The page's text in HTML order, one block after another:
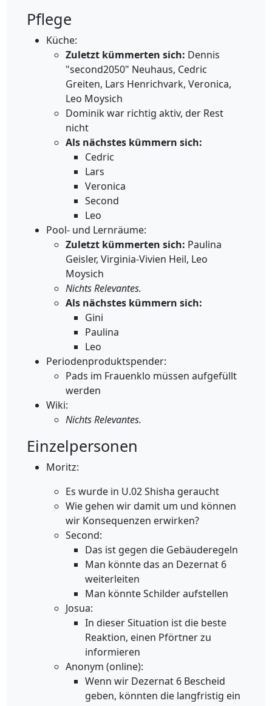
Pflege
Küche:
Zuletzt kümmerten sich: Dennis
"second2050" Neuhaus, Cedric
Greiten, Lars Henrichvark, Veronica,
Leo Moysich
Dominik war richtig aktiv, der Rest
nicht
Als nächstes kümmern sich:
Cedric
Lars
Veronica
Second
Leo
Pool- und Lernräume:
Zuletzt kümmerten sich: Paulina
Geisler, Virginia-Vivien Heil, Leo
Moysich
Nichts Relevantes.
Als nächstes kümmern sich:
Gini
Paulina
Leo
Periodenproduktspender:
Pads im Frauenklo müssen aufgefüllt
werden
Wiki:
Nichts Relevantes.
Einzelpersonen
Moritz:
Es wurde in U.02 Shisha geraucht
Wie gehen wir damit um und können
wir Konsequenzen erwirken?
Second:
Das ist gegen die Gebäuderegeln
Man könnte das an Dezernat 6
weiterleiten
Man könnte Schilder aufstellen
Josua:
In dieser Situation ist die beste
Reaktion, einen Pförtner zu
informieren
Anonym (online):
Wenn wir Dezernat 6 Bescheid
geben, könnten die langfristig ein